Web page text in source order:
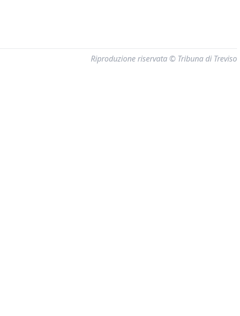
Riproduzione riservata © Tribuna di Treviso